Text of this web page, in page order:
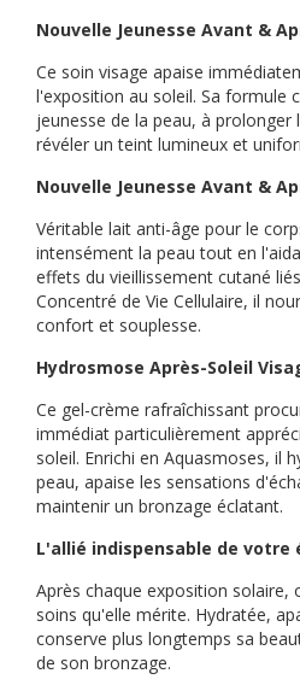
Nouvelle Jeunesse Avant &
Ce soin visage apaise
l'exposition au soleil. Sa formule
jeunesse de la peau, à
révéler un teint lumineux et
Nouvelle Jeunesse Avant &
Véritable lait anti-âge pour le
intensément la peau tout en
effets du vieillissement cutané
Concentré de Vie Cellulaire, il
confort et souplesse.
Hydrosmose Après-Soleil
Ce gel-crème rafraîchissant
immédiat particulièrement
soleil. Enrichi en Aquasmoses, il
peau, apaise les sensations
maintenir un bronzage éclatant.
L'allié indispensable de votre
Après chaque exposition solaire,
soins qu'elle mérite. Hydratée,
conserve plus longtemps sa
de son bronzage.